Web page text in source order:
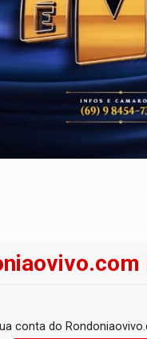
conta do